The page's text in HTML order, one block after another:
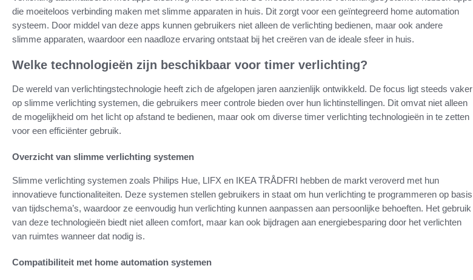
die moeiteloos verbinding maken met slimme apparaten in huis. Dit zorgt voor een geïntegreerd home automation
systeem. Door middel van deze apps kunnen gebruikers niet alleen de verlichting bedienen, maar ook andere
slimme apparaten, waardoor een naadloze ervaring ontstaat bij het creëren van de ideale sfeer in huis.
Welke technologieën zijn beschikbaar voor timer verlichting?
De wereld van verlichtingstechnologie heeft zich de afgelopen jaren aanzienlijk ontwikkeld. De focus ligt steeds vaker
op slimme verlichting systemen, die gebruikers meer controle bieden over hun lichtinstellingen. Dit omvat niet alleen
de mogelijkheid om het licht op afstand te bedienen, maar ook om diverse timer verlichting technologieën in te zetten
voor een efficiënter gebruik.
Overzicht van slimme verlichting systemen
Slimme verlichting systemen zoals Philips Hue, LIFX en IKEA TRÅDFRI hebben de markt veroverd met hun
innovatieve functionaliteiten. Deze systemen stellen gebruikers in staat om hun verlichting te programmeren op basis
van tijdschema’s, waardoor ze eenvoudig hun verlichting kunnen aanpassen aan persoonlijke behoeften. Het gebruik
van deze technologieën biedt niet alleen comfort, maar kan ook bijdragen aan energiebesparing door het verlichten
van ruimtes wanneer dat nodig is.
Compatibiliteit met home automation systemen